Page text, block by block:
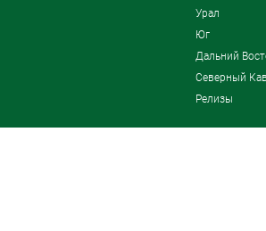
Урал
Юг
Дальний
Северный
Релизы